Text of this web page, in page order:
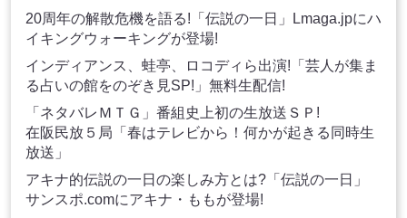
20周年の解散危機を語る!「伝説の一日」Lmaga.jpにハ
イキングウォーキングが登場!
インディアンス、蛙亭、ロコディら出演!「芸人が集ま
る占いの館をのぞき見SP!」無料生配信!
「ネタバレＭＴＧ」番組史上初の生放送ＳＰ!
在阪民放５局「春はテレビから！何かが起きる同時生
放送」
アキナ的伝説の一日の楽しみ方とは?「伝説の一日」
サンスポ.comにアキナ・ももが登場!